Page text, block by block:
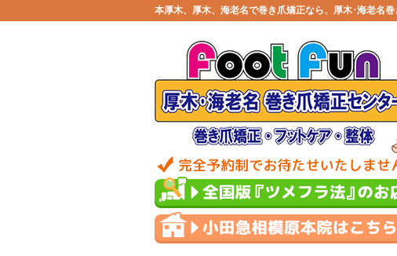
本厚木、厚木、海老名で巻き爪矯正なら、厚木･海老名巻